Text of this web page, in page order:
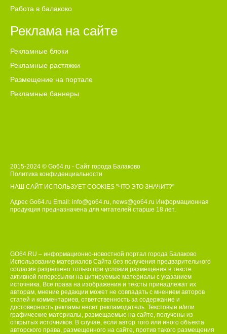
Работа в балакоко
Реклама на сайте
Рекламные блоки
Рекламные растяжки
Размещение на портале
Рекламные баннеры
2015-2024 © Go64.ru - Сайт города Балаково
Политика конфиденциальности
НАШ САЙТ ИСПОЛЬЗУЕТ COOKIES "ЧТО ЭТО ЗНАЧИТ?"
Адрес Go64.ru Email: info@go64.ru, news@go64.ru Информационная
продукция предназначена для читателей старше 18 лет.
GO64.RU – информационно-новостной портал города Балаково
Использование материалов Сайта без получения предварительного
согласия разрешено только при условии размещения в тексте
активной гиперссылки на цитируемые материалы с указанием
источника. Все права на изображения и тексты принадлежат их
авторам, мнение редакции может не совпадать с мнением авторов
статей и комментариев, ответственность за содержание и
достоверность рекламы несет рекламодатель. Текстовые и/или
графические материалы, размещаемые на сайте, получены из
открытых источников. В случае, если автор того или иного объекта
авторского права, размещенного на сайте, против такого размещения